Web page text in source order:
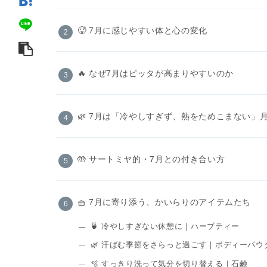
🥵 7月に感じやすい体と心の変化
🔥 なぜ7月はピッタが高まりやすいのか
🌿 7月は「冷やしすぎず、熱をためこまない」
🤲 サートミヤ的・7月との付き合い方
🧺 7月に寄り添う、かいらりのアイテムたち
🍵 冷やしすぎない休憩に｜ハーブティー
🌿 汗ばむ季節をさらっと過ごす｜ボディーパウ
🫧 すっきり洗って気分を切り替える｜石鹸